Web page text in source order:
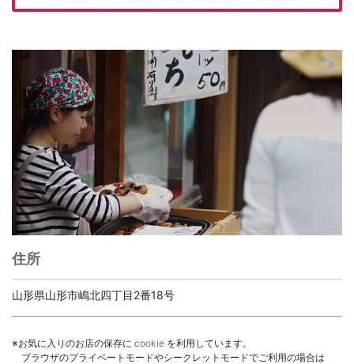
住所
山形県山形市嶋北四丁目2番18号
※お気に入りのお店の保存に cookie を利用しています。
ブラウザのプライベートモードやシークレットモードでご利用の場合は